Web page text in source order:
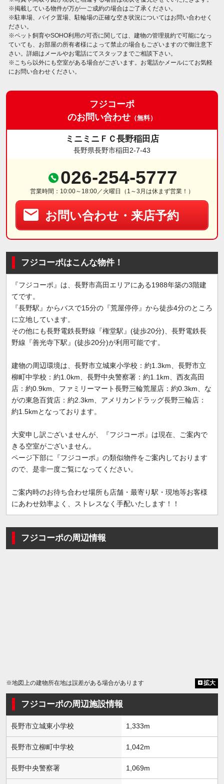
※掲載している物件が万が一ご成約の場合はご了承ください。
※駐車場、バイク置場、駐輪場の正確な空き状況についてはお問い合わせく
ださい。
※ペット飼育やSOHO利用の可否に関しては、建物の管理規約で可能になっ
ていても、お部屋の所有者様によって禁止の場合もございますので御注意下
さい。詳細はメールやお電話にてスタッフまでご相談下さい。
※こちら以外にも空室がある場合がございます。お電話かメールにてお気軽
にお問い合わせください。
フジコーポ
のお問い合わせ （無料）
ミニミニＦＣ長野稲田店
長野県長野市稲田2-7-43
026-254-5777
営業時間：10:00～18:00／火曜日（1～3月は休まず営業！）
お問い合わせ・来店予約
フジコーポはこんな物件！
『フジコーポ』は、長野市高田エリアにある1988年築の3階建
てです。
『長野駅』からバスで15分の『荒屋停停』から徒歩4分のところ
に立地しています。
その他にも長野電鉄長野線『権堂駅』(徒歩20分)、長野電鉄長
野線『善光寺下駅』(徒歩20分)が利用可能です。
建物の周辺環境は、長野市立城東小学校：約1.3km、長野市立
柳町中学校：約1.0km、長野中央警察署：約1.1km、西友高田
店：約0.9km、ファミリーマート長野三輪荒屋店：約0.3km、な
がの東急百貨店：約2.3km、アメリカンドラッグ長野三輪店：
約1.5kmとなっております。
大変申し訳ございませんが、『フジコーポ』は現在、ご案内で
きる空室がございません。
ページ下部に『フジコーポ』の類似物件をご案内しております
ので、是非一度ご覧になってください。
ご案内時のお待ち合わせ場所も店舗・最寄り駅・現地等お客様
にあわせ効率よく、ストレスなく手配いたします！！
フジコーポの周辺情報
※地図上の建物所在地は誤差がある場合があります 拡大
フジコーポの周辺施設情報
長野市立城東小学校 1,333m
長野市立柳町中学校 1,042m
長野中央警察署 1,069m